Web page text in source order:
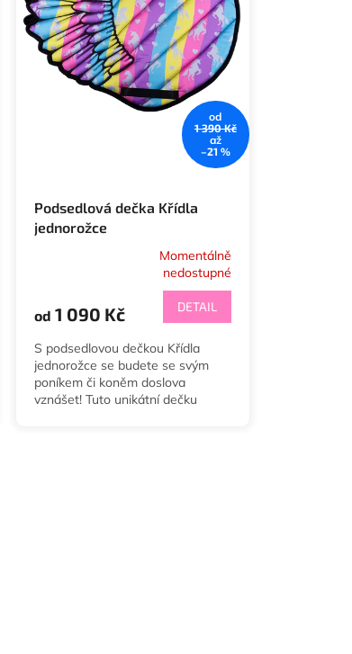
od
1 390 Kč
až
–21 %
Podsedlová dečka Křídla
jednorožce
je
z
5
hvězdiček.
Momentálně
nedostupné
od 1 090 Kč DETAIL
S podsedlovou dečkou Křídla
jednorožce se budete se svým
poníkem či koněm doslova
vznášet! Tuto unikátní dečku